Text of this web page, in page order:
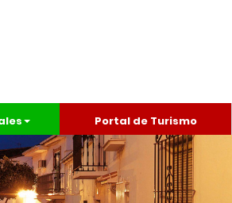
Portal de Turismo